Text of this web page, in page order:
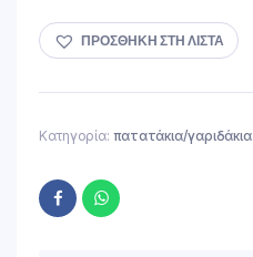
ΠΡΟΣΘΉΚΗ ΣΤΗ ΛΊΣΤΑ
Κατηγορία: πατατάκια/γαριδάκια